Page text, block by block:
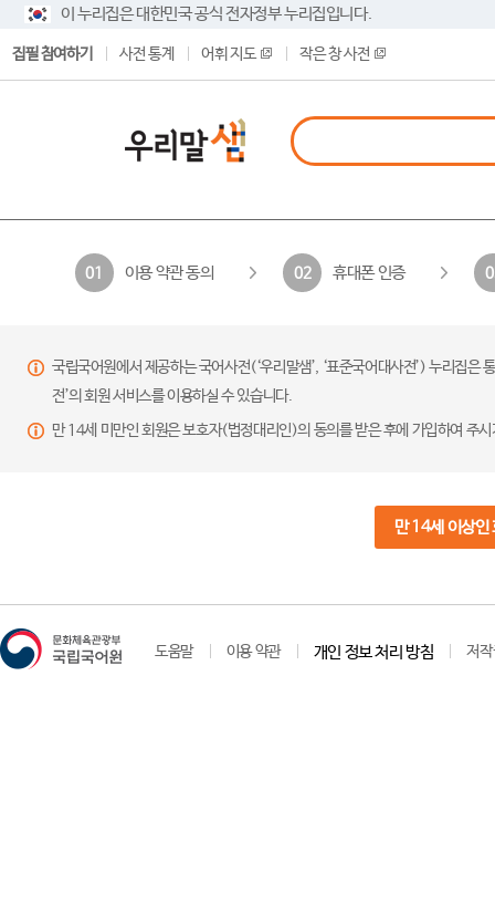
이 누리집은 대한민국 공식 전자정부 누리집입니다.
집필 참여하기 사전 통계 어휘 지도 작은 창 사전
01 이용 약관 동의 02 휴대폰 인증
국립국어원에서 제공하는 국어사전(‘우리말샘’, ‘표준국어대사전’) 누리집
전’의 회원 서비스를 이용하실 수 있습니다.
만 14세 미만인 회원은 보호자(법정대리인)의 동의를 받은 후에 가입하여 주
만 14세 이상인
도움말 이용 약관 개인 정보 처리 방침 저